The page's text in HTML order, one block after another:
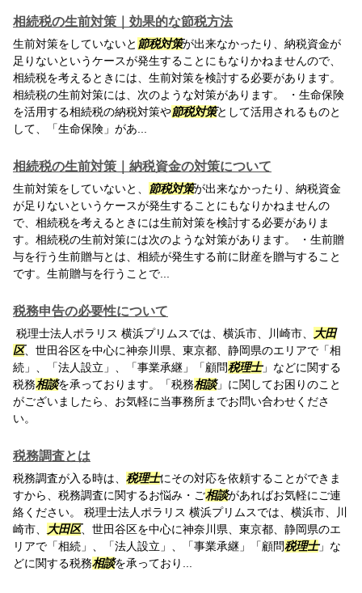
相続税の生前対策｜効果的な節税方法
生前対策をしていないと 節税対策が出来なかったり、納税資金が
足りないというケースが発生することにもなりかねませんので、
相続税を考えるときには、生前対策を検討する必要があります。
相続税の生前対策には、次のような対策があります。 ・生命保険
を活用する相続税の納税対策や節税対策として活用されるものと
して、「生命保険」があ...
相続税の生前対策｜納税資金の対策について
生前対策をしていないと、 節税対策が出来なかったり、納税資金
が足りないというケースが発生することにもなりかねませんの
で、相続税を考えるときには生前対策を検討する必要がありま
す。相続税の生前対策には次のような対策があります。 ・生前贈
与を行う生前贈与とは、相続が発生する前に財産を贈与すること
です。生前贈与を行うことで...
税務申告の必要性について
税理士法人ポラリス 横浜プリムスでは、横浜市、川崎市、
大田
区、世田谷区を中心に神奈川県、東京都、静岡県のエリアで「相
続」、「法人設立」、「事業承継」「顧問税理士」などに関する
税務相談を承っております。「税務相談」に関してお困りのこと
がございましたら、お気軽に当事務所までお問い合わせくださ
い。
税務調査とは
税務調査が入る時は、 税理士にその対応を依頼することができま
すから、税務調査に関するお悩み・ご相談があればお気軽にご連
絡ください。 税理士法人ポラリス 横浜プリムスでは、横浜市、川
崎市、
大田区、世田谷区を中心に神奈川県、東京都、静岡県のエ
リアで「相続」、「法人設立」、「事業承継」「顧問税理士」な
どに関する税務相談を承っており...